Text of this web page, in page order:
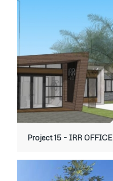
Project 15 – IRR OFFICE